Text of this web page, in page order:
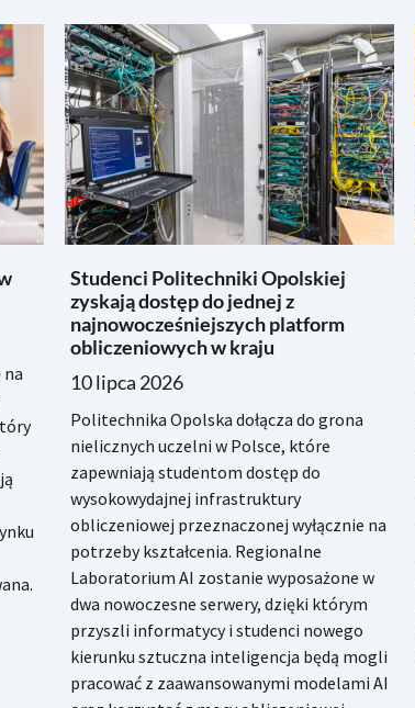
na
Studenci Politechniki Opolskiej
zyskają dostęp do jednej z
najnowocześniejszych platform
obliczeniowych w kraju
10 lipca 2026
Politechnika Opolska dołącza do grona
nielicznych uczelni w Polsce, które
zapewniają studentom dostęp do
wysokowydajnej infrastruktury
obliczeniowej przeznaczonej wyłącznie na
potrzeby kształcenia. Regionalne
Laboratorium AI zostanie wyposażone w
dwa nowoczesne serwery, dzięki którym
przyszli informatycy i studenci nowego
kierunku sztuczna inteligencja będą mogli
pracować z zaawansowanymi modelami AI